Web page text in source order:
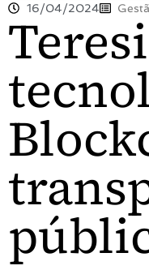
16/04/2024